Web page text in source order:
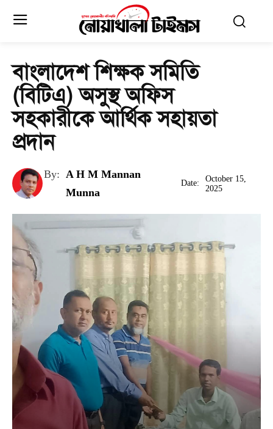
বাংলাদেশ শিক্ষক সমিতি
(বিটিএ) অসুস্থ অফিস
সহকারীকে আর্থিক সহায়তা
প্রদান
By: A H M Mannan
Munna
Date:
October 15,
2025